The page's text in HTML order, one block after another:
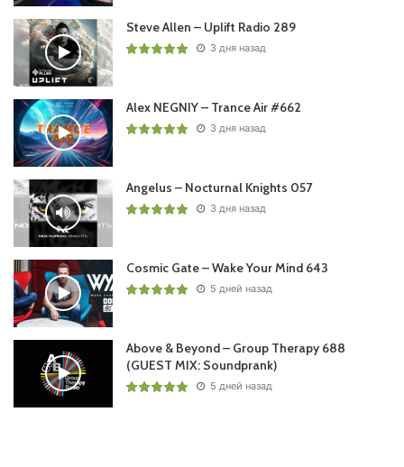
Steve Allen – Uplift Radio 289
3 дня назад
Alex NEGNIY – Trance Air #662
3 дня назад
Angelus – Nocturnal Knights 057
3 дня назад
Cosmic Gate – Wake Your Mind 643
5 дней назад
Above & Beyond – Group Therapy 688
(GUEST MIX: Soundprank)
5 дней назад